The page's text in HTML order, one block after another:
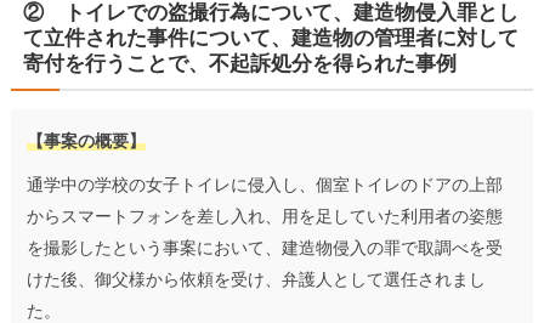
② トイレでの盗撮行為について、建造物侵入罪とし
て立件された事件について、建造物の管理者に対して
寄付を行うことで、不起訴処分を得られた事例
【事案の概要】
通学中の学校の女子トイレに侵入し、個室トイレのドアの上部
からスマートフォンを差し入れ、用を足していた利用者の姿態
を撮影したという事案において、建造物侵入の罪で取調べを受
けた後、御父様から依頼を受け、弁護人として選任されまし
た。